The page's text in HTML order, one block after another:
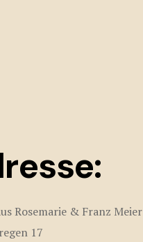
Rosemarie & Franz Meier
17